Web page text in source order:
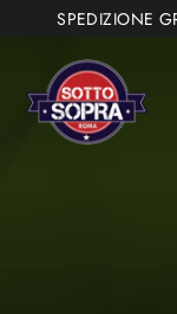
contenuto
SPEDIZIONE
SottoSopra
Store
pausa